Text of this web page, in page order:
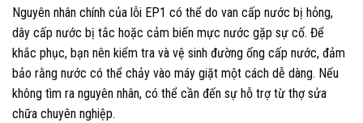
Nguyên nhân chính của lỗi EP1 có thể do van cấp nước bị hỏng,
dây cấp nước bị tắc hoặc cảm biến mực nước gặp sự cố. Để
khắc phục, bạn nên kiểm tra và vệ sinh đường ống cấp nước, đảm
bảo rằng nước có thể chảy vào máy giặt một cách dễ dàng. Nếu
không tìm ra nguyên nhân, có thể cần đến sự hỗ trợ từ thợ sửa
chữa chuyên nghiệp.